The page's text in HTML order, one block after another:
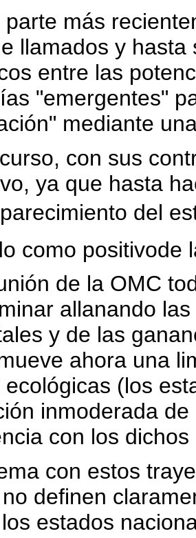
parte más
llamados y
entre las
"emergentes"
mediante
con sus
ya que hasta
del
como
de la OMC
allanando
y de las
ahora una
ecológicas (los
inmoderada
con los
con estos
definen
los estados